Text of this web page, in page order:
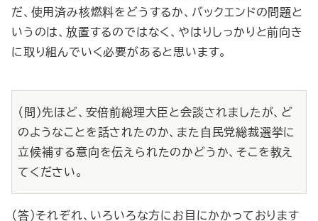
だ、使用済み核燃料をどうするか、バックエンドの問題と
いうのは、放置するのではなく、やはりしっかりと前向き
に取り組んでいく必要があると思います。
（問）先ほど、安倍前総理大臣と会談されましたが、ど
のようなことを話されたのか、また自民党総裁選挙に
立候補する意向を伝えられたのかどうか、そこを教え
てください。
（答）それぞれ、いろいろな方にお目にかかっております